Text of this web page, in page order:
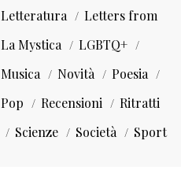
Letteratura
Letters from
La Mystica
LGBTQ+
Musica
Novità
Poesia
Pop
Recensioni
Ritratti
Scienze
Società Sport